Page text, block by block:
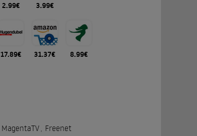
2.99€ 3.99€
17.89€ 31.37€ 8.99€
MagentaTV, Freenet